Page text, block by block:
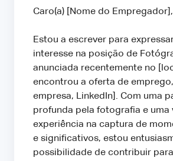
Caro(a) [Nome do Empregador],
Estou a escrever para
interesse na posição de
anunciada recentemente no
encontrou a oferta de
empresa, LinkedIn]. Com uma
profunda pela fotografia e uma
experiência na captura de
e significativos, estou
possibilidade de contribuir